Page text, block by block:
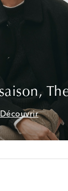
Découvrir